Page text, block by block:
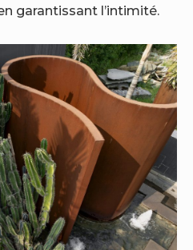
garantissant l’intimité.